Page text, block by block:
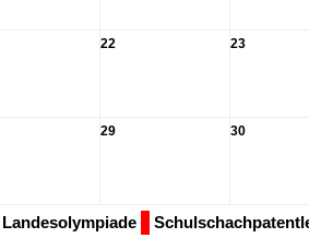
22 23
29 30
Landesolympiade